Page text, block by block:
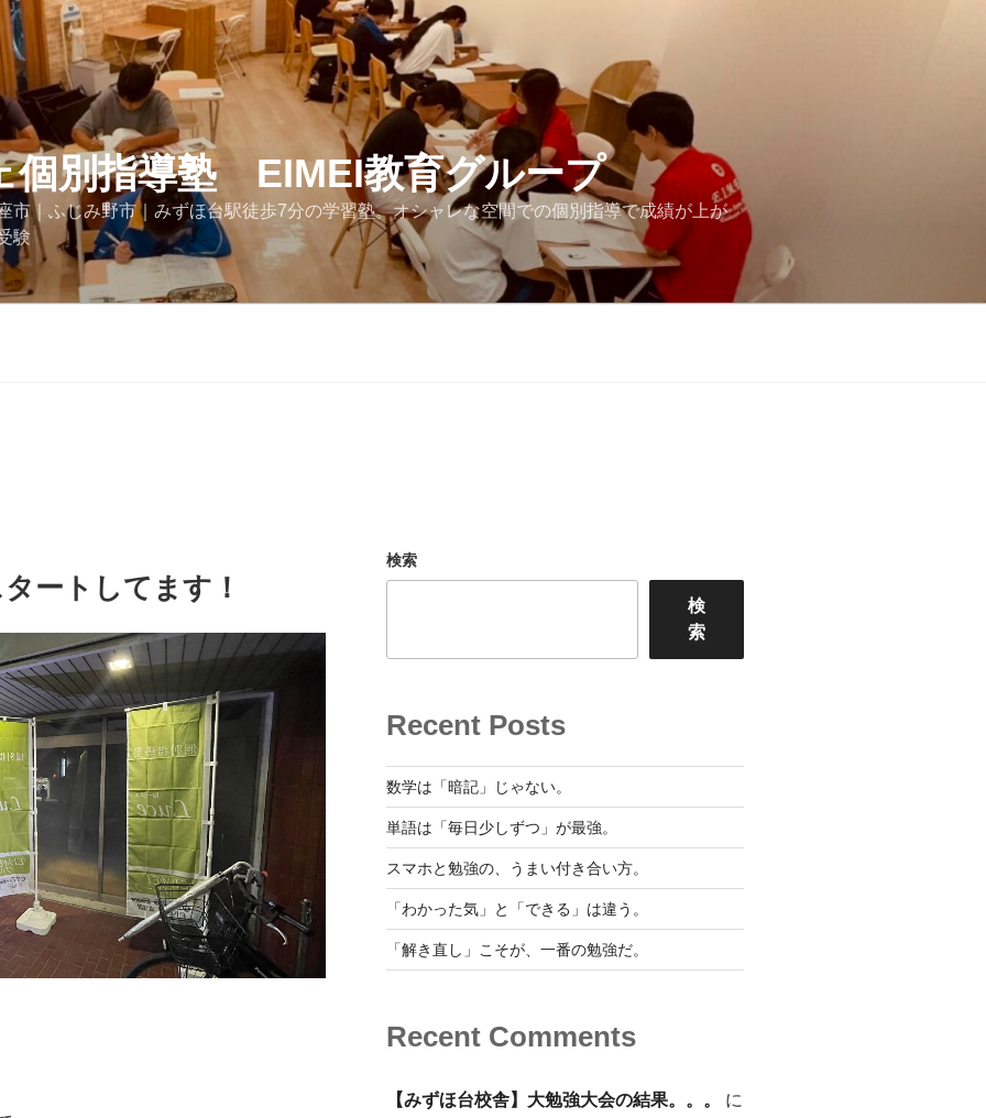
個別指導塾 EIMEI教育グループ
市｜ふじみ野市｜みずほ台駅徒歩7分の学習塾。オシャレな空間での個別指導で成績が上が
験
ートしてます！
検索
検
索
Recent Posts
数学は「暗記」じゃない。
単語は「毎日少しずつ」が最強。
スマホと勉強の、うまい付き合い方。
「わかった気」と「できる」は違う。
「解き直し」こそが、一番の勉強だ。
Recent Comments
【みずほ台校舎】大勉強大会の結果。。。
に